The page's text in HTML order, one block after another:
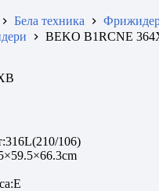
Бела техника
BEKO B1RCNE
106)